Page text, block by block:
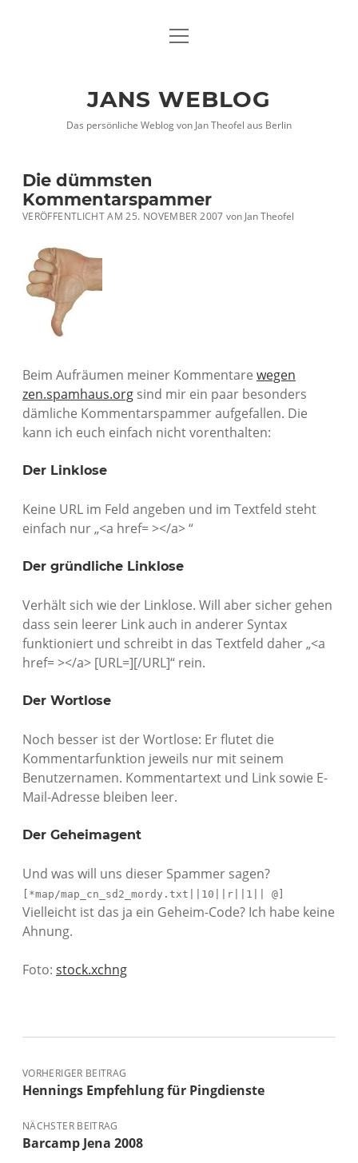
DATENSCHUTZHINWEISE
twitterfacebook
xing
Menü
JANS WEBLOG
Das persönliche Weblog von Jan Theofel aus Berlin
Die dümmsten
Kommentarspammer
VERÖFFENTLICHT AM 25. NOVEMBER 2007 vonJan Theofel
Beim Aufräumen meiner Kommentare wegen
zen.spamhaus.org sind mir ein paar besonders
dämliche Kommentarspammer aufgefallen. Die
kann ich euch einfach nicht vorenthalten:
Der Linklose
Keine URL im Feld angeben und im Textfeld steht
einfach nur „<a href= ></a> “
Der gründliche Linklose
Verhält sich wie der Linklose. Will aber sicher gehen
dass sein leerer Link auch in anderer Syntax
funktioniert und schreibt in das Textfeld daher „<a
href= ></a> [URL=][/URL]“ rein.
Der Wortlose
Noch besser ist der Wortlose: Er flutet die
Kommentarfunktion jeweils nur mit seinem
Benutzernamen. Kommentartext und Link sowie E-
Mail-Adresse bleiben leer.
Der Geheimagent
Und was will uns dieser Spammer sagen?
[*map/map_cn_sd2_mordy.txt||10||r||1|| @]
Vielleicht ist das ja ein Geheim-Code? Ich habe keine
Ahnung.
Foto: stock.xchng
VORHERIGER BEITRAG
Hennings Empfehlung für Pingdienste
NÄCHSTER BEITRAG
Barcamp Jena 2008